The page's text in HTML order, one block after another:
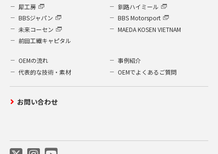
犀工房
釧路ハイミール
BBSジャパン
BBS Motorsport
未来コーセン
MAEDA KOSEN VIETNAM
前田工繊キャピタル
OEMの流れ
事例紹介
代表的な技術・素材
OEMでよくあるご質問
お問い合わせ